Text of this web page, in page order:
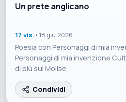
Un prete anglicano
17 vis. • 18 giu 2026
Poesia con Personaggi di mia
Personaggi di mia invenzione
di più sul Molise
Condividi